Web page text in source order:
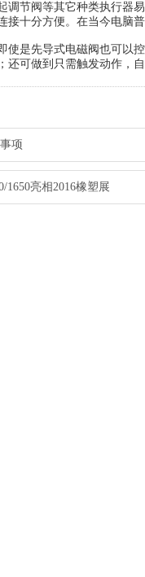
调节阀等其它种类执行器
接十分方便。在当今电脑
使是先导式电磁阀也可以
还可做到只需触发动作，
项
1650亮相2016橡塑展